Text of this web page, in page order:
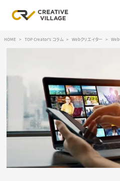
クリエイター求人を探す
CREATIVE JOB求人検索
採用説明会
転職支援サービス
CONTENTS
HOME TOP Creator's コラム Webクリエイター Web